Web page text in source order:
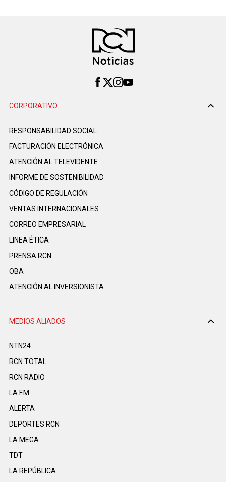
CORPORATIVO
RESPONSABILIDAD SOCIAL
FACTURACIÓN ELECTRÓNICA
ATENCIÓN AL TELEVIDENTE
INFORME DE SOSTENIBILIDAD
CÓDIGO DE REGULACIÓN
VENTAS INTERNACIONALES
CORREO EMPRESARIAL
LINEA ÉTICA
PRENSA RCN
OBA
ATENCIÓN AL INVERSIONISTA
MEDIOS ALIADOS
NTN24
RCN TOTAL
RCN RADIO
LA F.M.
ALERTA
DEPORTES RCN
LA MEGA
TDT
LA REPÚBLICA